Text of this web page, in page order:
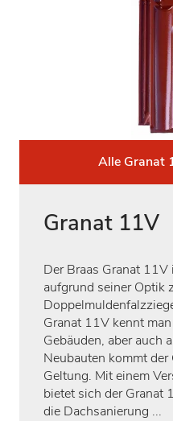
Alle Granat
Granat 11V
Der Braas Granat
aufgrund seiner Optik
Granat 11V kennt
Gebäuden, aber auch
Neubauten kommt
Geltung. Mit einem
bietet sich der Granat
die Dachsanierung ...